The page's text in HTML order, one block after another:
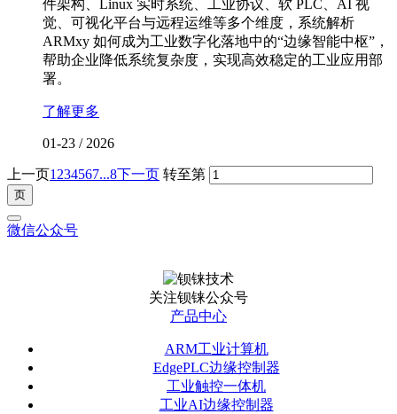
件架构、Linux 实时系统、工业协议、软 PLC、AI 视
觉、可视化平台与远程运维等多个维度，系统解析
ARMxy 如何成为工业数字化落地中的“边缘智能中枢”，
帮助企业降低系统复杂度，实现高效稳定的工业应用部
署。
了解更多
01-23 / 2026
上一页1 234567...8下一页 转至第
微信公众号
关注钡铼公众号
产品中心
ARM工业计算机
EdgePLC边缘控制器
工业触控一体机
工业AI边缘控制器